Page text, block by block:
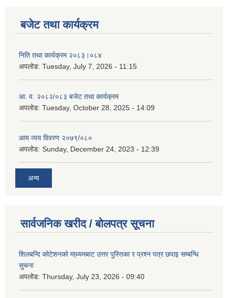
बजेट तथा कार्यक्रम
निति तथा कार्यक्रम २०८३।०८४
अपलोड: Tuesday, July 7, 2026 - 11:15
आ. व. २०८२/०८३ बजेट तथा कार्यक्रम
अपलोड: Tuesday, October 28, 2025 - 14:09
आय व्यय विवरण २०७९/०८०
अपलोड: Sunday, December 24, 2023 - 12:39
अन्य
सार्वजनिक खरीद / बोलपत्र सूचना
शिलबन्दि कोटेशनको मा्ध्यमबाट उत्तर पुस्तिका र प्रश्न पत्र छपाइ सम्बन्धि
सुचना
अपलोड: Thursday, July 23, 2026 - 09:40